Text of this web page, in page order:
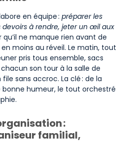
en équipe : préparer les
devoirs à rendre, jeter un œil aux
qu’il ne manque rien avant de
moins au réveil. Le matin, tout
pris tous ensemble, sacs
son tour à la salle de
sans accroc. La clé : de la
bonne humeur, le tout orchestré
:
familial,